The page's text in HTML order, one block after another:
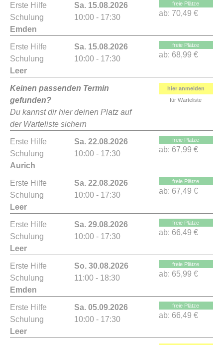
Erste Hilfe
Schulung
Emden
Sa. 15.08.2026
10:00 - 17:30
freie Plätze
ab: 70,49 €
Erste Hilfe
Schulung
Leer
Sa. 15.08.2026
10:00 - 17:30
freie Plätze
ab: 68,99 €
Keinen passenden Termin
gefunden?
Du kannst dir hier deinen Platz auf
der Warteliste sichern
hier anmelden
für Warteliste
Erste Hilfe
Schulung
Aurich
Sa. 22.08.2026
10:00 - 17:30
freie Plätze
ab: 67,99 €
Erste Hilfe
Schulung
Leer
Sa. 22.08.2026
10:00 - 17:30
freie Plätze
ab: 67,49 €
Erste Hilfe
Schulung
Leer
Sa. 29.08.2026
10:00 - 17:30
freie Plätze
ab: 66,49 €
Erste Hilfe
Schulung
Emden
So. 30.08.2026
11:00 - 18:30
freie Plätze
ab: 65,99 €
Erste Hilfe
Schulung
Leer
Sa. 05.09.2026
10:00 - 17:30
freie Plätze
ab: 66,49 €